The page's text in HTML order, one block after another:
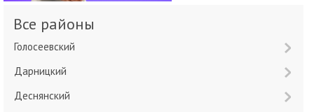
Все районы
Голосеевский
Дарницкий
Деснянский